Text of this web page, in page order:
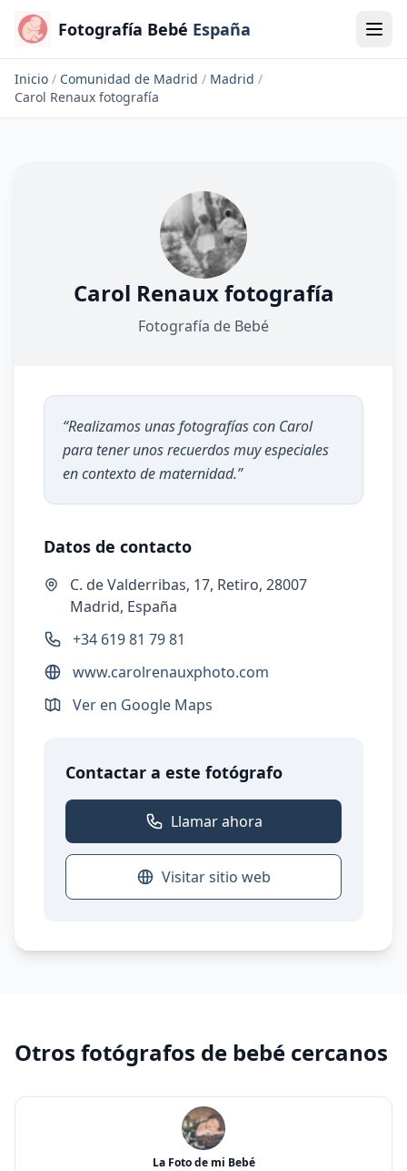
Fotografía Bebé España
Inicio / Comunidad de Madrid / Madrid /
Carol Renaux fotografía
Carol Renaux fotografía
Fotografía de Bebé
“Realizamos unas fotografías con Carol
para tener unos recuerdos muy especiales
en contexto de maternidad.”
Datos de contacto
C. de Valderribas, 17, Retiro, 28007
Madrid, España
+34 619 81 79 81
www.carolrenauxphoto.com
Ver en Google Maps
Contactar a este fotógrafo
Llamar ahora
Visitar sitio web
Otros fotógrafos de bebé cercanos
La Foto de mi Bebé